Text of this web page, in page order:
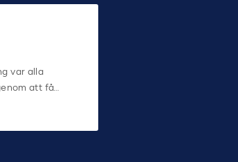
var alla
att få…